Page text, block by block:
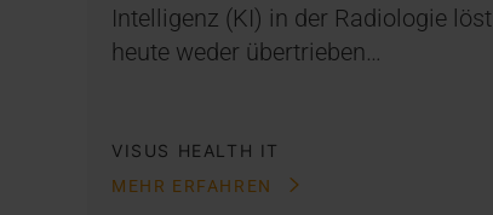
Intelligenz (KI) in der Radiologie löst
heute weder übertrieben…
VISUS HEALTH IT
MEHR ERFAHREN